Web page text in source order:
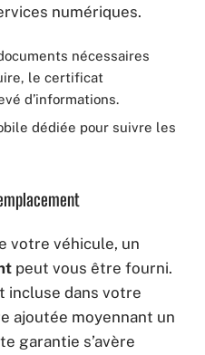
numériques.
nécessaires
le certificat
d’informations.
dédiée pour suivre les
votre véhicule, un
peut vous être fourni.
incluse dans votre
ajoutée moyennant un
garantie s’avère